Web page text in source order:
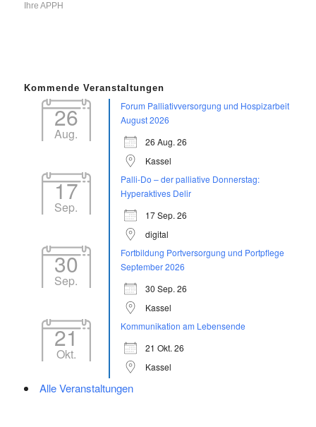
Ihre APPH
Kommende Veranstaltungen
26
Aug.
Forum Palliativversorgung und Hospizarbeit
August 2026
26 Aug. 26
Kassel
17
Sep.
Palli-Do – der palliative Donnerstag:
Hyperaktives Delir
17 Sep. 26
digital
30
Sep.
Fortbildung Portversorgung und Portpflege
September 2026
30 Sep. 26
Kassel
21
Okt.
Kommunikation am Lebensende
21 Okt. 26
Kassel
Alle Veranstaltungen